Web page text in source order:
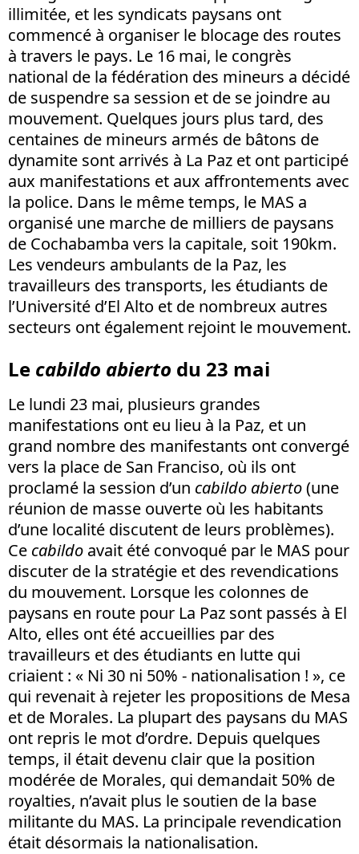
illimitée, et les syndicats paysans ont
commencé à organiser le blocage des routes
à travers le pays. Le 16 mai, le congrès
national de la fédération des mineurs a décidé
de suspendre sa session et de se joindre au
mouvement. Quelques jours plus tard, des
centaines de mineurs armés de bâtons de
dynamite sont arrivés à La Paz et ont participé
aux manifestations et aux affrontements avec
la police. Dans le même temps, le MAS a
organisé une marche de milliers de paysans
de Cochabamba vers la capitale, soit 190km.
Les vendeurs ambulants de la Paz, les
travailleurs des transports, les étudiants de
l’Université d’El Alto et de nombreux autres
secteurs ont également rejoint le mouvement.
Le cabildo abierto du 23 mai
Le lundi 23 mai, plusieurs grandes
manifestations ont eu lieu à la Paz, et un
grand nombre des manifestants ont convergé
vers la place de San Franciso, où ils ont
proclamé la session d’un cabildo abierto(une
réunion de masse ouverte où les habitants
d’une localité discutent de leurs problèmes).
Ce cabildo avait été convoqué par le MAS pour
discuter de la stratégie et des revendications
du mouvement. Lorsque les colonnes de
paysans en route pour La Paz sont passés à El
Alto, elles ont été accueillies par des
travailleurs et des étudiants en lutte qui
criaient : « Ni 30 ni 50% - nationalisation ! », ce
qui revenait à rejeter les propositions de Mesa
et de Morales. La plupart des paysans du MAS
ont repris le mot d’ordre. Depuis quelques
temps, il était devenu clair que la position
modérée de Morales, qui demandait 50% de
royalties, n’avait plus le soutien de la base
militante du MAS. La principale revendication
était désormais la nationalisation.